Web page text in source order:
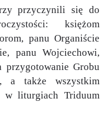
przyczynili się do
księżom
panu Organiście
panu Wojciechowi,
Grobu
a także wszystkim
w liturgiach Triduum